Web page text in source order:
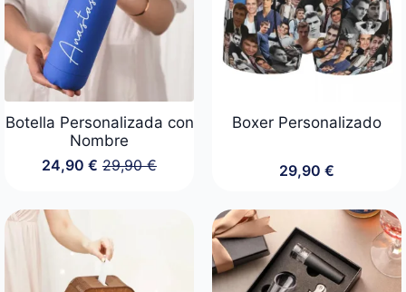
Botella Personalizada con
Nombre
29,90€
El
29,90 €.
24,90€ El
24,90 €.
Boxer Personalizado
29,90 €